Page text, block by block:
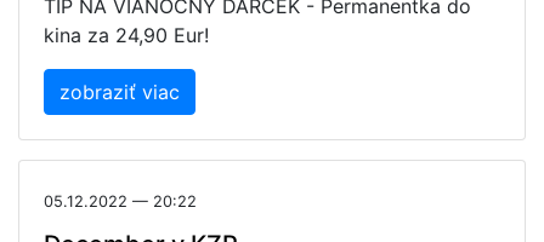
TIP NA VIANOČNÝ DARČEK - Permanentka do
kina za 24,90 Eur!
zobraziť viac
05.12.2022 — 20:22